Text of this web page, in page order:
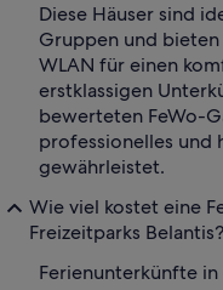
Diese Häuser sind
Gruppen und
WLAN für einen
erstklassigen
bewerteten FeWo-
professionelles und
gewährleistet.
Wie viel kostet eine
Freizeitparks Belantis?
Ferienunterkünfte in